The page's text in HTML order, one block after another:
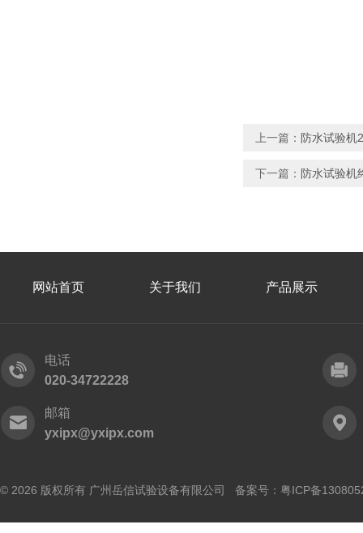
上一篇： 防水试验机
下一篇： 防水试验机
网站首页 关于我们 产品展示
电话
020-34722228
邮箱
yxipx@yxipx.com
© 2026 版权所有 广州岳信试验设备有限公司 备案号： 粤ICP备